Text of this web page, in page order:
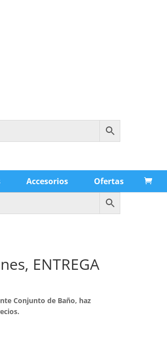
Accesorios Ofertas
ENTREGA
Conjunto de Baño, haz